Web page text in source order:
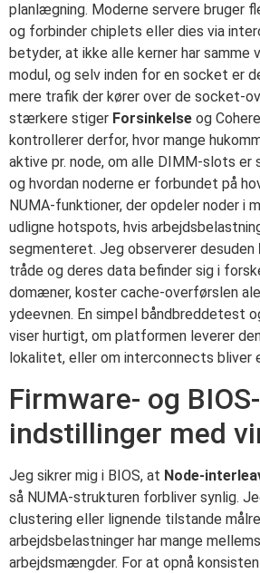
planlægning. Moderne servere bruger
og forbinder chiplets eller dies via
betyder, at ikke alle kerner har samme
modul, og selv inden for en socket er
mere trafik der kører over de socket-
stærkere stiger Forsinkelse og
kontrollerer derfor, hvor mange
aktive pr. node, om alle DIMM-slots er
og hvordan noderne er forbundet på
NUMA-funktioner, der opdeler noder i
udligne hotspots, hvis
segmenteret. Jeg observerer desuden
tråde og deres data befinder sig i
domæner, koster cache-overførslen
ydeevnen. En simpel båndbreddetest
viser hurtigt, om platformen leverer
lokalitet, eller om interconnects bliver
Firmware- og BIOS-
indstillinger med
Jeg sikrer mig i BIOS, at Node-
så NUMA-strukturen forbliver synlig.
clustering eller lignende tilstande
arbejdsbelastninger har mange
arbejdsmængder. For at opnå